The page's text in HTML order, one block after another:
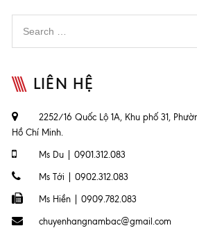
LIÊN HỆ
2252/16 Quốc Lộ 1A, Khu phố 31,
Hồ Chí Minh.
Ms Du | 0901.312.083
Ms Tới | 0902.312.083
Ms Hiền | 0909.782.083
chuyenhangnambac@gmail.com